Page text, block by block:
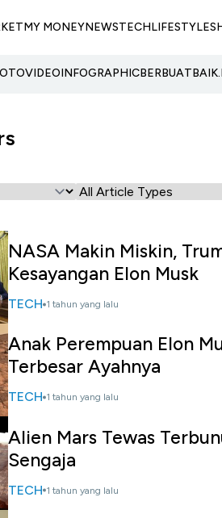
MY MONEYNEWSTECHLIFESTYLE
VIDEOINFOGRAPHIC
NASA Makin Miskin,
Kesayangan Elon Musk
TECH 1 tahun yang lalu
Anak Perempuan Elon
Terbesar Ayahnya
TECH 1 tahun yang lalu
Alien Mars Tewas
Sengaja
TECH 1 tahun yang lalu